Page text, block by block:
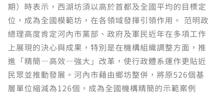
期）時表示，西湖坊須以高於首都及全國平均的目標定
位，成為全國模範坊，在各領域發揮引領作用。 范明政
總理高度肯定河內市黨部、政府及軍民近年在多項工作
上展現的決心與成果，特別是在機構組織調整方面，推
進「精簡—高效—強大」改革，使行政體系運作更貼近
民眾並推動發展。河內市藉由鄉坊整併，將原526個基
層單位縮減為126個，成為全國機構精簡的示範案例